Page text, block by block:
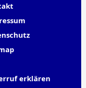
erklären